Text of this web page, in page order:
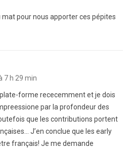
mat pour nous apporter ces pépites
7 h 29 min
forme rececemment et je dois
par la profondeur des
que les contributions portent
J’en conclue que les early
français! Je me demande